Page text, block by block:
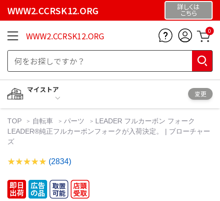
WWW2.CCRSK12.ORG 詳しくは
こちら
WWW2.CCRSK12.ORG 0
マイストア
変更
TOP 自転車 パーツ
LEADER フルカーボン フォーク
LEADER®︎純正フルカーボンフォークが入荷決定。 | ブローチャー
ズ
(2834)